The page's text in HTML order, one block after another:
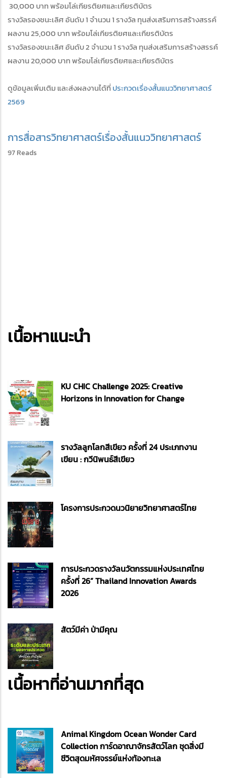
30,000 บาท พร้อมโล่เกียรติยศและเกียรติบัตร
รางวัลรองชนะเลิศ อันดับ 1 จำนวน 1 รางวัล ทุนส่งเสริมการสร้างสรรค์
ผลงาน 25,000 บาท พร้อมโล่เกียรติยศและเกียรติบัตร
รางวัลรองชนะเลิศ อันดับ 2 จำนวน 1 รางวัล ทุนส่งเสริมการสร้างสรรค์
ผลงาน 20,000 บาท พร้อมโล่เกียรติยศและเกียรติบัตร
ดูข้อมูลเพิ่มเติม และส่งผลงานได้ที่ ประกวดเรื่องสั้นแนววิทยาศาสตร์
2569
การสื่อสารวิทยาศาสตร์เรื่องสั้นแนววิทยาศาสตร์
97 Reads
เนื้อหาแนะนำ
KU CHIC Challenge 2025: Creative
Horizons in Innovation for Change
รางวัลลูกโลกสีเขียว ครั้งที่ 24 ประเภทงาน
เขียน : กวีนิพนธ์สีเขียว
โครงการประกวดนวนิยายวิทยาศาสตร์ไทย
การประกวดรางวัลนวัตกรรมแห่งประเทศไทย
ครั้งที่ 26” Thailand Innovation Awards
2026
สัตว์มีค่า ป่ามีคุณ
เนื้อหาที่อ่านมากที่สุด
Animal Kingdom Ocean Wonder Card
Collection การ์ดอาณาจักรสัตว์โลก ชุดสิ่งมี
ชีวิตสุดมหัศจรรย์แห่งท้องทะเล